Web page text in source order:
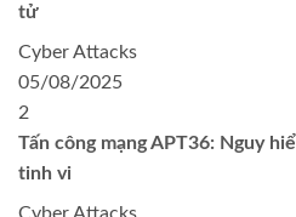
tử
Cyber Attacks
05/08/2025
2
Tấn công mạng APT36: Nguy
tinh vi